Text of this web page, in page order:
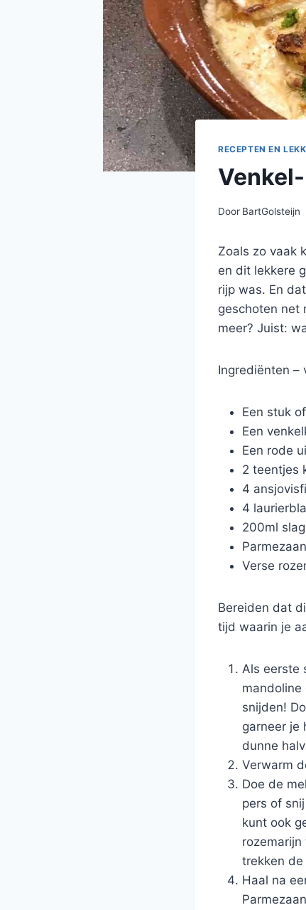
RECEPTEN EN
Door BartGolsteijn
Zoals zo vaak
en dit lekkere
rijp was. En
geschoten net
meer? Juist:
Ingrediënten –
Een stuk
Een
Een rode ui
2 teentjes
4
4
200ml
Verse
Bereiden dat
tijd waarin je
Als eerste
mandoline
snijden!
garneer je
dunne
Verwarm
Doe de
pers of
kunt ook
trekken de
Haal na